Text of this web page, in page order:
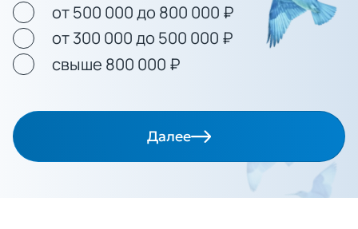
от 500 000 до 800 000 ₽
от 300 000 до 500 000 ₽
свыше 800 000 ₽
Далее